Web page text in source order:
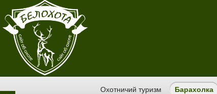
Охотничий туризм Барахолка